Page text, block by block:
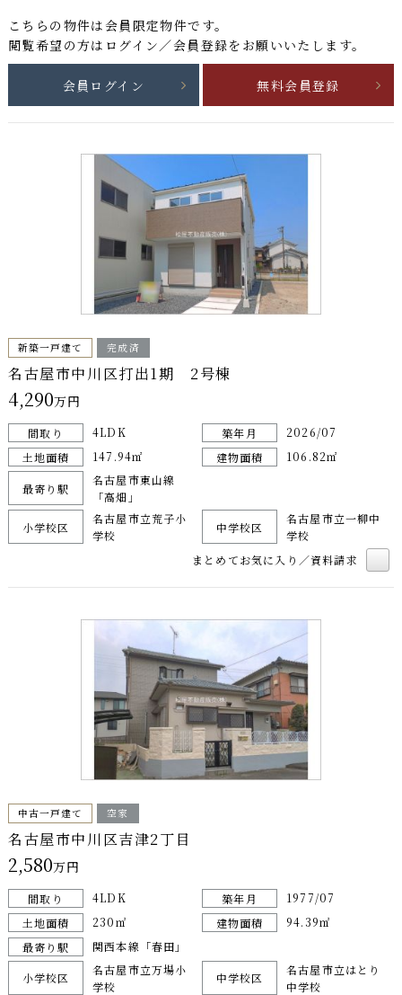
こちらの物件は 会員限定物件です。
閲覧希望の方はログイン／会員登録をお願いいたします。
会員ログイン 無料会員登録
新築一戸建て 完成済
名古屋市中川区打出1期 2号棟
4,290万円
間取り 4LDK 築年月
2026/07
土地面積
147.94㎡ 建物面積 106.82㎡
最寄り駅
名古屋市東山線
「高畑」
小学校区
名古屋市立荒子小
学校
中学校区
名古屋市立一柳中
学校
まとめてお気に入り／資料請求
中古一戸建て 空家
名古屋市中川区吉津2丁目
2,580万円
間取り 4LDK 築年月
1977/07
土地面積
230㎡ 建物面積
94.39㎡
最寄り駅
関西本線「春田」
小学校区
名古屋市立万場小
学校
中学校区
名古屋市立はとり
中学校